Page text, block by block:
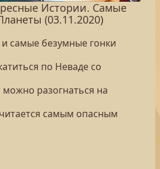
Истории. Самые
(03.11.2020)
и самые безумные гонки
по Неваде со
можно разогнаться на
самым опасным